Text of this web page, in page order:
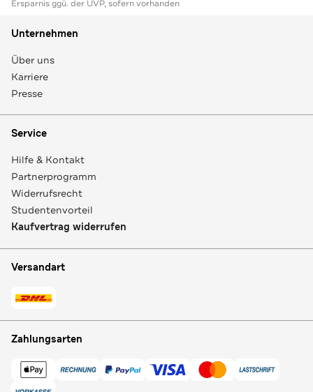
Ersparnis ggü. der UVP, sofern vorhanden
Unternehmen
Über uns
Karriere
Presse
Service
Hilfe & Kontakt
Partnerprogramm
Widerrufsrecht
Studentenvorteil
Kaufvertrag widerrufen
Versandart
Zahlungsarten